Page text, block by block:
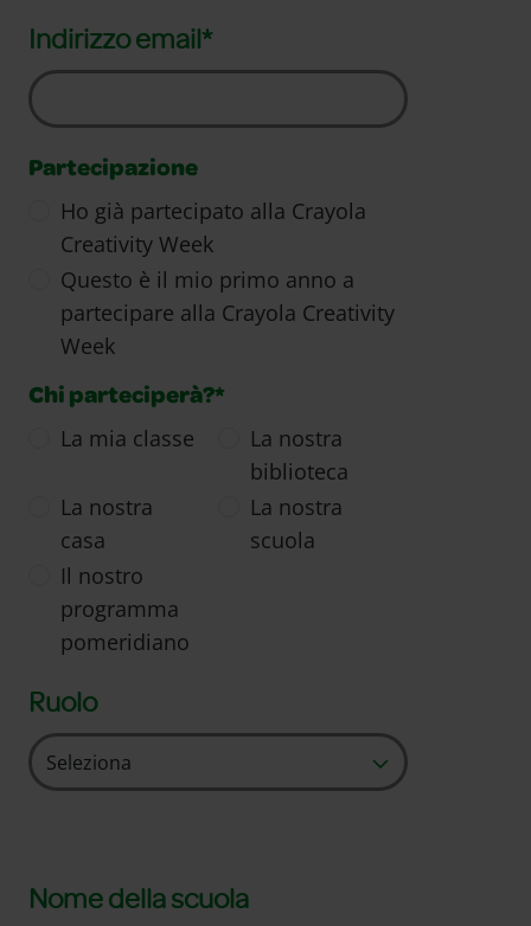
Indirizzo email*
Partecipazione
Ho già partecipato alla Crayola
Creativity Week
Questo è il mio primo anno a
partecipare alla Crayola Creativity
Week
Chi parteciperà?*
La mia classe
La nostra
biblioteca
La nostra
casa
La nostra
scuola
Il nostro
programma
pomeridiano
Ruolo
Nome della scuola